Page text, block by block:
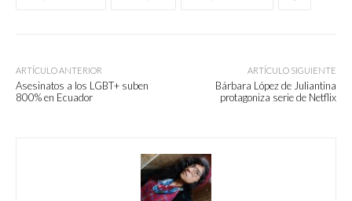
ARTÍCULO ANTERIOR
Asesinatos a los LGBT+ suben
800% en Ecuador
ARTÍCULO SIGUIENTE
Bárbara López de Juliantina
protagoniza serie de Netflix